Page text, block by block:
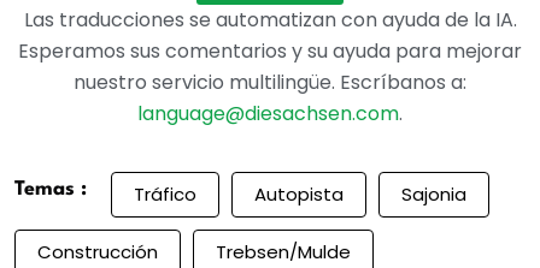
Las traducciones se automatizan con ayuda de la IA.
Esperamos sus comentarios y su ayuda para mejorar
nuestro servicio multilingüe. Escríbanos a:
language@diesachsen.com.
Temas : Tráfico Autopista Sajonia
Construcción Trebsen/Mulde